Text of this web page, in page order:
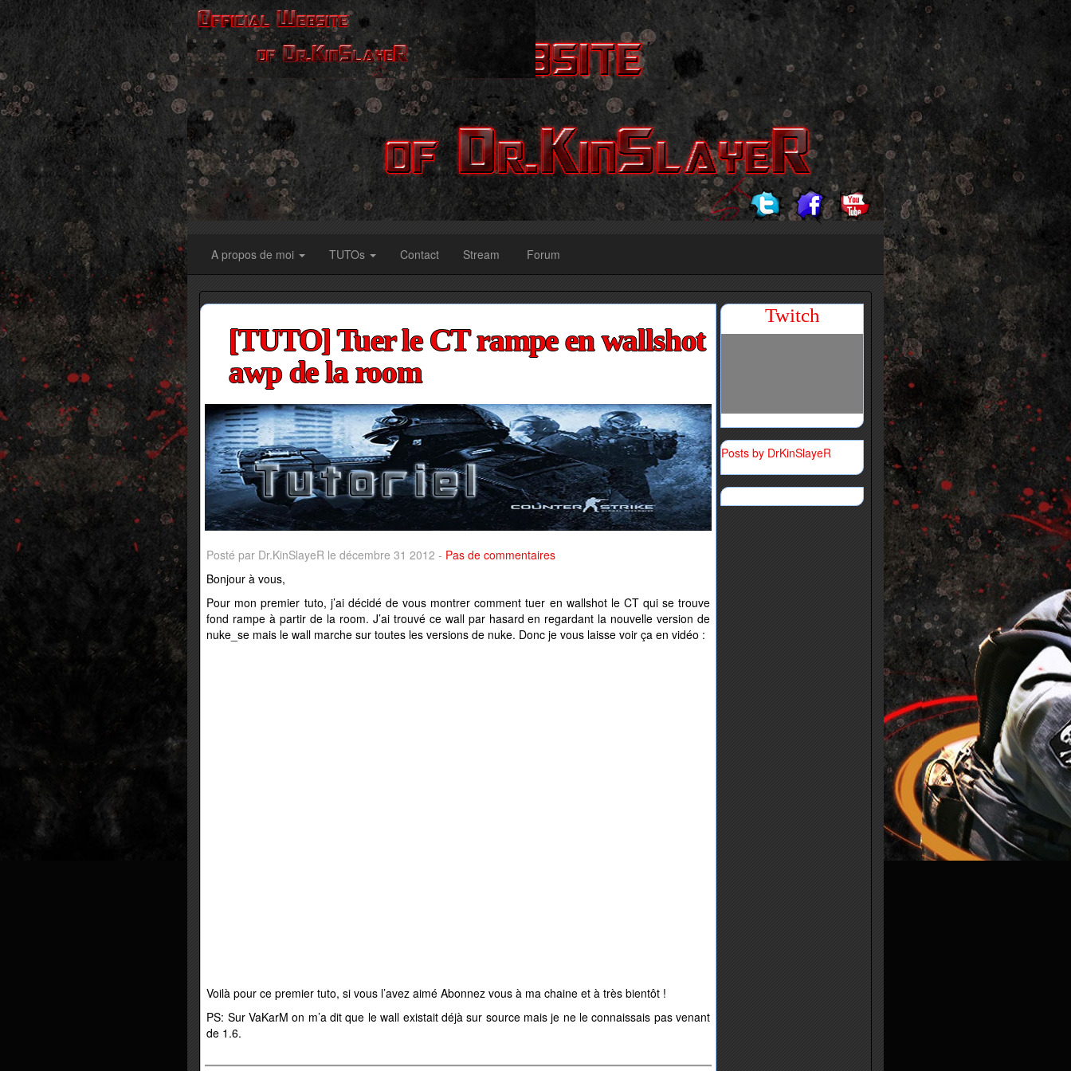
A propos de moi TUTOs Contact Stream Forum
[TUTO] Tuer le CT rampe en wallshot
awp de la room
Posté par Dr.KinSlayeR le décembre 31 2012 - Pas de commentaires
Bonjour à vous,
Pour mon premier tuto, j’ai décidé de vous montrer comment tuer en wallshot le CT qui se trouve
fond rampe à partir de la room. J’ai trouvé ce wall par hasard en regardant la nouvelle version de
nuke_se mais le wall marche sur toutes les versions de nuke. Donc je vous laisse voir ça en vidéo :
Voilà pour ce premier tuto, si vous l’avez aimé Abonnez vous à ma chaine et à très bientôt !
PS: Sur VaKarM on m’a dit que le wall existait déjà sur source mais je ne le connaissais pas venant
de 1.6.
Twitch
Posts by DrKinSlayeR